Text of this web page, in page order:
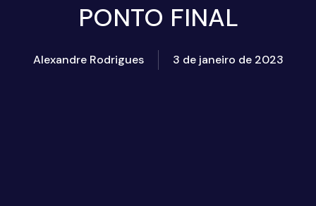
PONTO FINAL
Alexandre Rodrigues 3 de janeiro de 2023